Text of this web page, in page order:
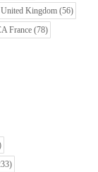
Kingdom (56)
France (78)